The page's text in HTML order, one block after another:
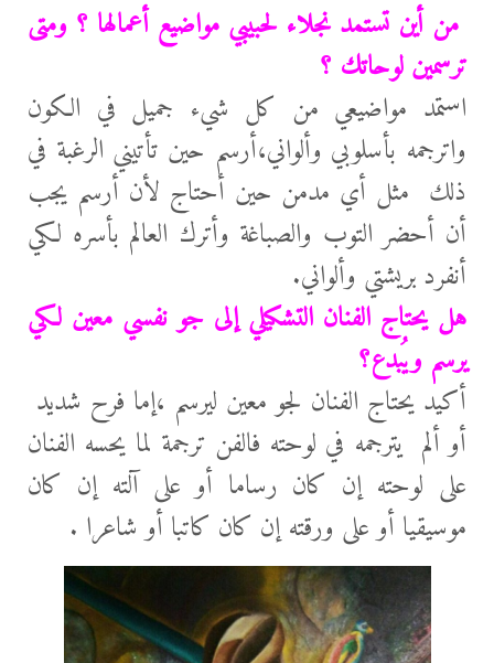
من أين تستمد نجلاء لحبيبي مواضيع أعمالها ؟ ومتى
ترسمين لوحاتك ؟
استمد مواضيعي من كل شيء جميل في الكون
واترجمه بأسلوبي وألواني،أرسم حين تأتيني الرغبة في
ذلك مثل أي مدمن حين أحتاج لأن أرسم يجب
أن أحضر التوب والصباغة وأترك العالم بأسره لكي
أنفرد بريشتي وألواني.
هل يحتاج الفنان التشكيلي إلى جو نفسي معين لكي
يرسم ويُبدع؟
أكيد يحتاج الفنان لجو معين ليرسم ،إما فرح شديد
أو ألم يترجمه في لوحته فالفن ترجمة لما يحسه الفنان
علی لوحته إن كان رساما أو علی آلته إن كان
موسيقيا أو علی ورقته إن كان كاتبا أو شاعرا .